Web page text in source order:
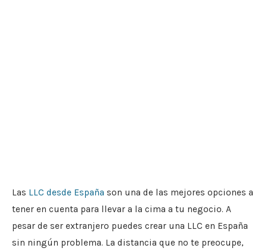
Las LLC desde España son una de las mejores opciones a
tener en cuenta para llevar a la cima a tu negocio. A
pesar de ser extranjero puedes crear una LLC en España
sin ningún problema. La distancia que no te preocupe,